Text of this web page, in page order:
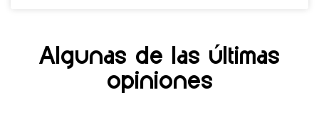
Algunas de las últimas
opiniones